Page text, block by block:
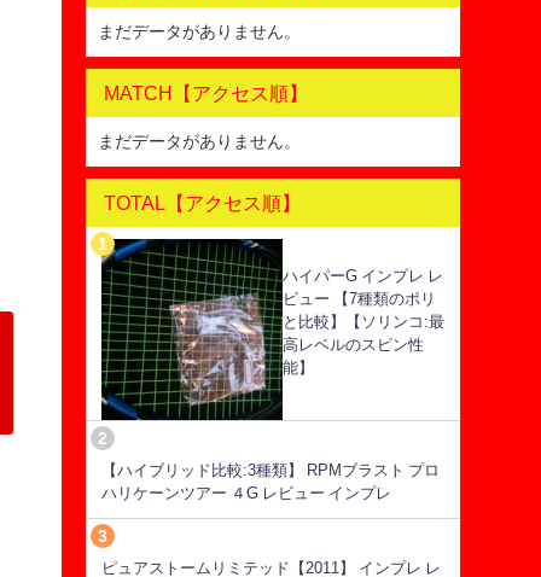
まだデータがありません。
MATCH【アクセス順】
まだデータがありません。
TOTAL【アクセス順】
ハイパーG インプレ レ
ビュー 【7種類のポリ
と比較】【ソリンコ:最
高レベルのスピン性
能】
【ハイブリッド比較:3種類】 RPMブラスト プロ
ハリケーンツアー ４G レビュー インプレ
ピュアストームリミテッド【2011】 インプレ レ